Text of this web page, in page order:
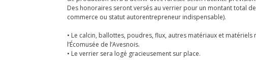
Des honoraires seront versés au verrier pour un montant total
commerce ou statut autorentrepreneur indispensable).
• Le calcin, ballottes, poudres, flux, autres matériaux et
l’Écomusée de l’Avesnois.
• Le verrier sera logé gracieusement sur place.